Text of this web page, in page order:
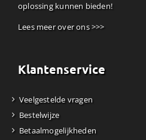
oplossing kunnen bieden!
Lees meer over ons >>>
Klantenservice
Veelgestelde vragen
Bestelwijze
Betaalmogelijkheden